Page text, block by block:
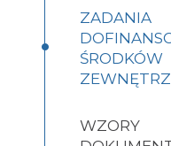
ZADANIA
ŚRODKÓW
WZORY
•